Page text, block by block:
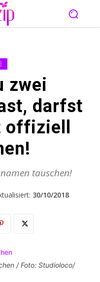
zwei
darfst
tauschen!
30/10/2018
/ Foto: Studioloco/